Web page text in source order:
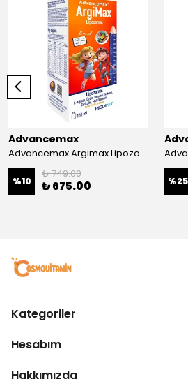
Advancemax
Advancemax Argimax Lipozomal Sıvı 150 ml 8684375607587
%10
₺ 749.00
₺ 675.00 %25
Kategoriler
Hesabım
Hakkımızda